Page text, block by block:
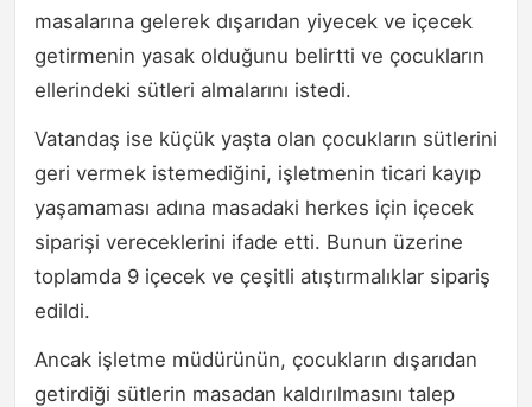
masalarına gelerek dışarıdan yiyecek ve içecek
getirmenin yasak olduğunu belirtti ve çocukların
ellerindeki sütleri almalarını istedi.
Vatandaş ise küçük yaşta olan çocukların sütlerini
geri vermek istemediğini, işletmenin ticari kayıp
yaşamaması adına masadaki herkes için içecek
siparişi vereceklerini ifade etti. Bunun üzerine
toplamda 9 içecek ve çeşitli atıştırmalıklar sipariş
edildi.
Ancak işletme müdürünün, çocukların dışarıdan
getirdiği sütlerin masadan kaldırılmasını talep